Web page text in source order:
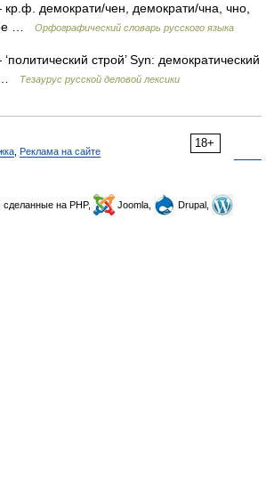
демократи/чен, демократи/чна, чно,
…
Орфографический словарь русского языка
строй’ Syn: демократический
…
Тезаурус русской деловой лексики
18+
Реклама на сайте
, сделанные на PHP, Joomla,
Drupal,